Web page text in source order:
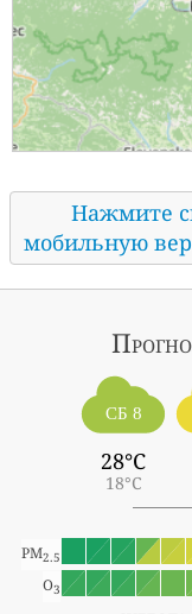
Нажмите
мобильную
СБ 8
28°C
18°C
PM2.5
O3